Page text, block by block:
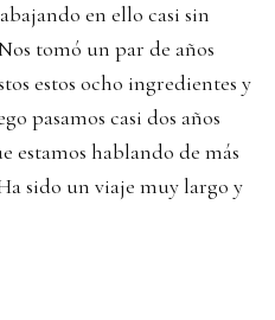
en ello casi sin
tomó un par de años
estos ocho ingredientes y
pasamos casi dos años
estamos hablando de más
sido un viaje muy largo y